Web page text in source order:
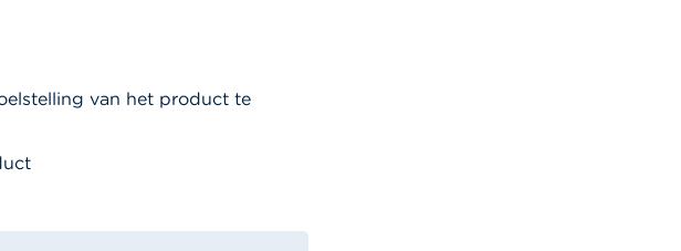
van het product te